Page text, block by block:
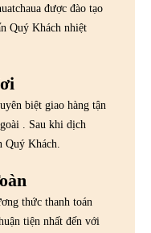
được đào tạo
Quý Khách nhiệt
biệt giao hàng tận
. Sau khi dịch
Quý Khách.
thức thanh toán
tiện nhất đến với